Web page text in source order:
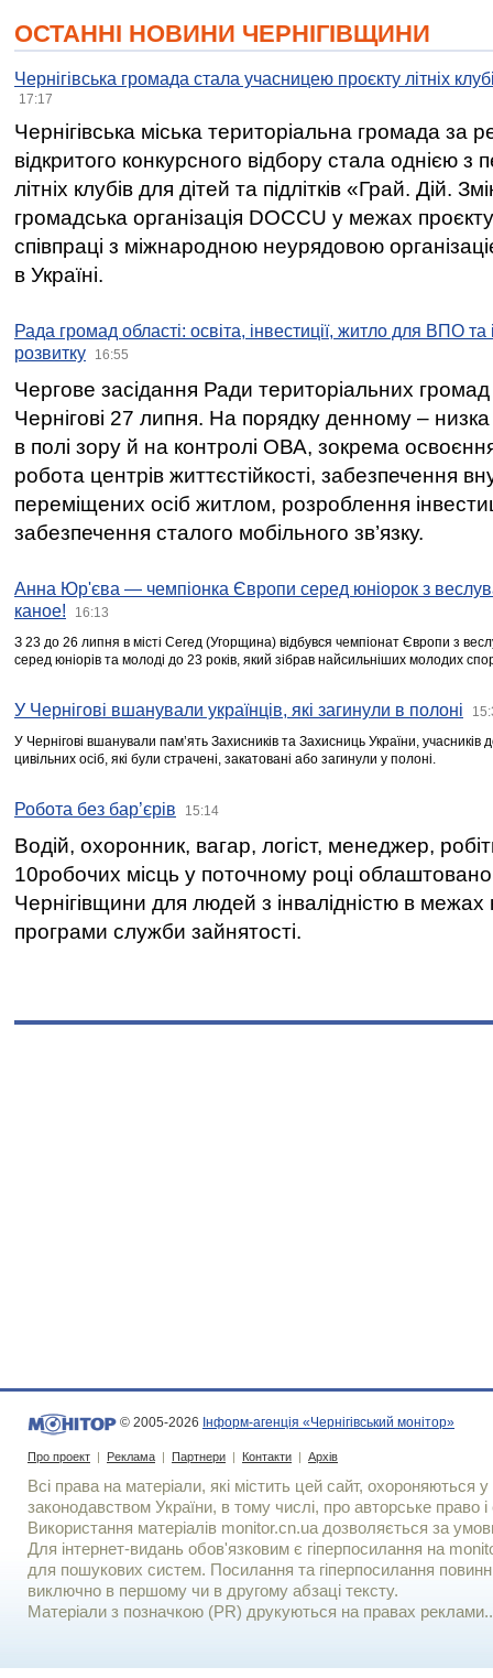
ОСТАННІ НОВИНИ ЧЕРНІГІВЩИНИ
Чернігівська громада стала учасницею проєкту літніх
17:17
Чернігівська міська територіальна громада за
відкритого конкурсного відбору стала однією
літніх клубів для дітей та підлітків «Грай. Дій.
громадська організація DOCCU у межах
співпраці з міжнародною неурядовою
в Україні.
Рада громад області: освіта, інвестиції, житло для ВПО
розвитку
16:55
Чергове засідання Ради територіальних громад
Чернігові 27 липня. На порядку денному –
в полі зору й на контролі ОВА, зокрема освоєння
робота центрів життєстійкості, забезпечення
переміщених осіб житлом, розроблення
забезпечення сталого мобільного зв’язку.
Анна Юр'єва — чемпіонка Європи серед юніорок з
каное!
16:13
З 23 до 26 липня в місті Сегед (Угорщина) відбувся чемпіонат Європи з
серед юніорів та молоді до 23 років, який зібрав найсильніших молодих
У Чернігові вшанували українців, які загинули в полоні
У Чернігові вшанували пам’ять Захисників та Захисниць України,
цивільних осіб, які були страчені, закатовані або загинули у полоні.
Робота без бар’єрів 15:14
Водій, охоронник, вагар, логіст, менеджер,
10робочих місць у поточному році
Чернігівщини для людей з інвалідністю в межах
програми служби зайнятості.
© 2005-2026 Інформ-агенція «Чернігівський монітор»
Про проект | Реклама | Партнери | Контакти | Архів
Всі права на матеріали, які містить цей сайт, охороняються у
законодавством України, в тому числі, про авторське право і
Використання матерiалiв monitor.cn.ua дозволяється за
Для iнтернет-видань обов'язковим є гiперпосилання на
для пошукових систем. Посилання та гіперпосилання
виключно в першому чи в другому абзаці тексту.
Матеріали з позначкою (PR) друкуються на правах реклами..